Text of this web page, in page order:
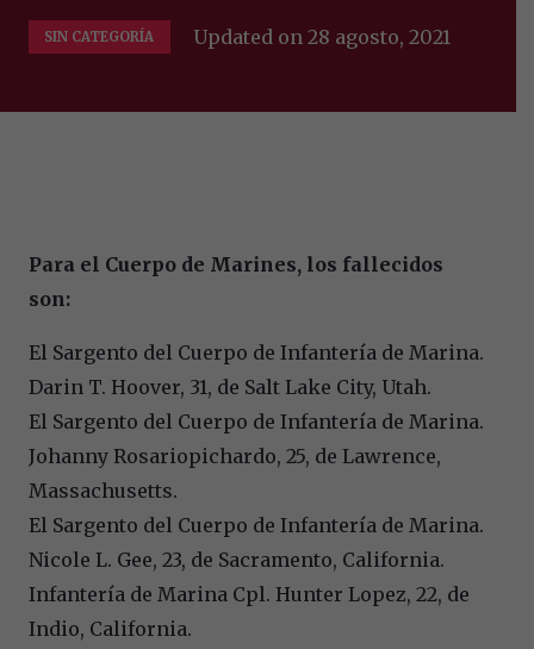
SIN CATEGORÍA Updated on28 agosto, 2021
Para el Cuerpo de Marines, los fallecidos
son:
El Sargento del Cuerpo de Infantería de Marina.
Darin T. Hoover, 31, de Salt Lake City, Utah.
El Sargento del Cuerpo de Infantería de Marina.
Johanny Rosariopichardo, 25, de Lawrence,
Massachusetts.
El Sargento del Cuerpo de Infantería de Marina.
Nicole L. Gee, 23, de Sacramento, California.
Infantería de Marina Cpl. Hunter Lopez, 22, de
Indio, California.